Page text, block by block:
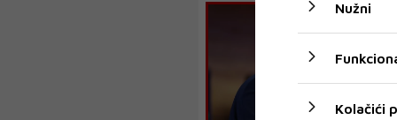
Nužni
Kolačići